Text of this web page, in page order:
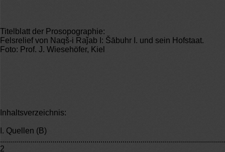
Titelblatt der Prosopographie:
Felsrelief von Naqš-i Raǰab I: Šābuhr I. und sein Hofstaat.
Foto: Prof. J. Wiesehöfer, Kiel
Inhaltsverzeichnis:
I. Quellen (B)
2